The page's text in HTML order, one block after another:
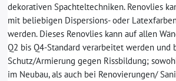
dekorativen Spachteltechniken. Renovlies
mit beliebigen Dispersions- oder
werden. Dieses Renovlies kann auf allen
Q2 bis Q4-Standard verarbeitet werden und
Schutz/Armierung gegen Rissbildung;
im Neubau, als auch bei Renovierungen/